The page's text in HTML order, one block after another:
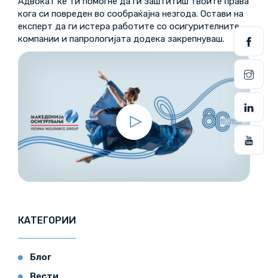
кога си повреден во сообраќајна незгода. Остави на
експерт да ги истера работите со осигурителните
компании и папрологијата додека закрепнуваш.
КАТЕГОРИИ
Блог